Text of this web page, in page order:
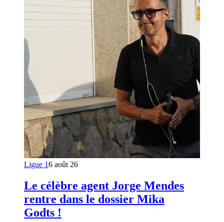
Ligue 16 août 26
Le célèbre agent Jorge Mendes
rentre dans le dossier Mika
Godts !